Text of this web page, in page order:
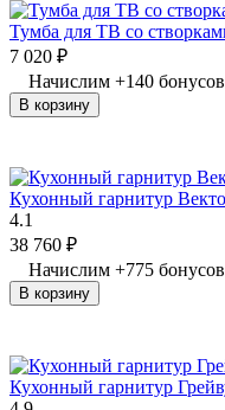
Тумба для ТВ со
7 020 ₽
Начислим +140 бонусов
В корзину
Кухонный гарнитур
4.1
38 760 ₽
Начислим +775 бонусов
В корзину
Кухонный гарнитур